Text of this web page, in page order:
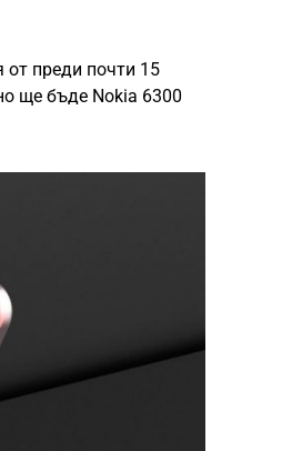
от преди почти 15
ще бъде Nokia 6300